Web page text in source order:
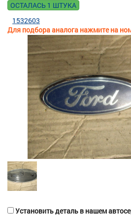
ОСТАЛАСЬ 1 ШТУКА
Для подбора аналога нажмите на
1532603
Установить деталь в нашем